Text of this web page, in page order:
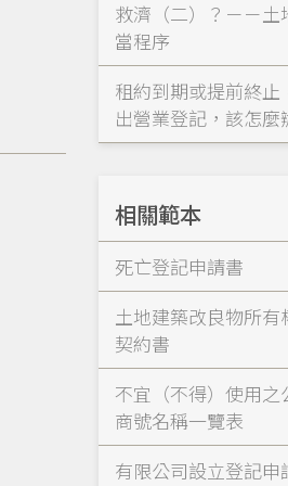
救濟（二）？－－土
當程序
租約到期或提前終止
出營業登記，該怎麼
相關範本
死亡登記申請書
土地建築改良物所有
契約書
不宜（不得）使用之
商號名稱一覽表
有限公司設立登記申